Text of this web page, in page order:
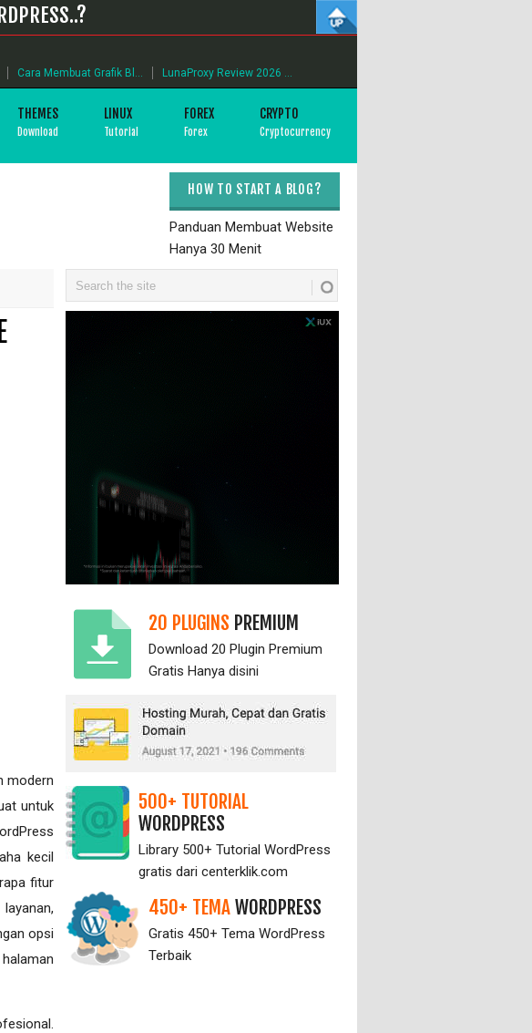
Cara Membuat Grafik Bl... LunaProxy Review 2026 ...
THEMES
Download
LINUX
Tutorial
FOREX
Forex
CRYPTO
Cryptocurrency
HOW TO START A BLOG?
Panduan Membuat Website
Hanya 30 Menit
modern
untuk
kecil
fitur
opsi
20 PLUGINS PREMIUM
Download 20 Plugin Premium
Gratis Hanya disini
500+ TUTORIAL
WORDPRESS
Library 500+ Tutorial WordPress
gratis dari centerklik.com
450+ TEMAWORDPRESS
Gratis 450+ Tema WordPress
Terbaik